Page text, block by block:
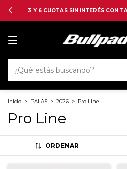
3 Y 6 CUOTAS SIN INTERÉS CON
Inicio > PALAS > 2026 > Pro Line
Pro Line
ORDENAR